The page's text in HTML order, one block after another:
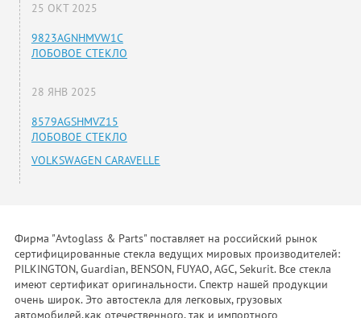
25 ОКТ 2025
9823AGNHMVW1C
ЛОБОВОЕ СТЕКЛО
28 ЯНВ 2025
8579AGSHMVZ15
ЛОБОВОЕ СТЕКЛО
VOLKSWAGEN CARAVELLE
Фирма "Avtoglass & Parts" поставляет на российский рынок
сертифицированные стекла ведущих мировых производителей:
PILKINGTON, Guardian, BENSON, FUYAO, AGC, Sekurit. Все стекла
имеют сертификат оригинальности. Спектр нашей продукции
очень широк. Это автостекла для легковых, грузовых
автомобилей,как отечественного, так и импортного